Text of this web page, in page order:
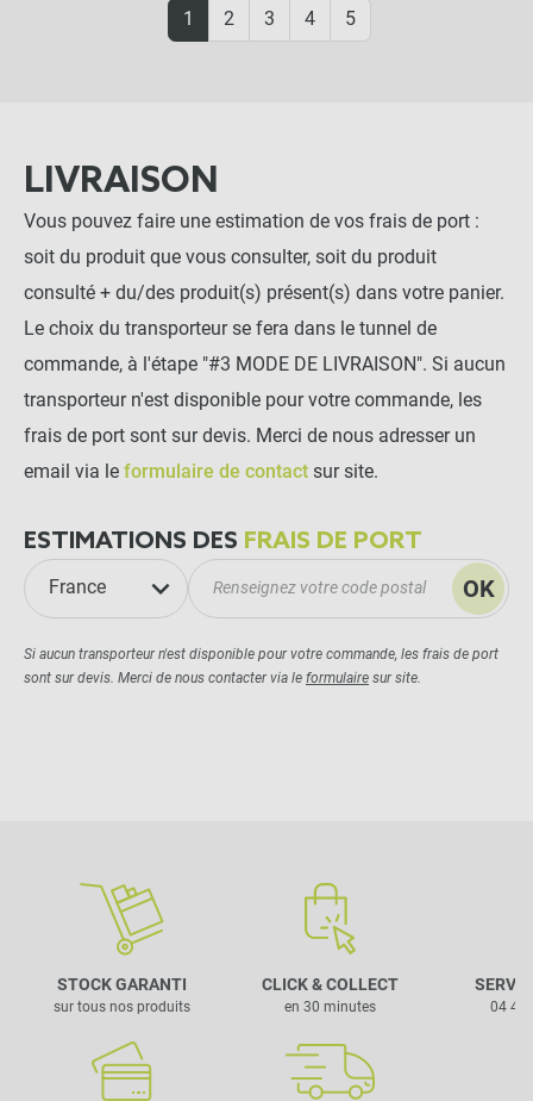
1 2 3 4 5
LIVRAISON
Vous pouvez faire une estimation de vos frais de port :
soit du produit que vous consulter, soit du produit
consulté + du/des produit(s) présent(s) dans votre panier.
Le choix du transporteur se fera dans le tunnel de
commande, à l'étape "#3 MODE DE LIVRAISON". Si aucun
transporteur n'est disponible pour votre commande, les
frais de port sont sur devis. Merci de nous adresser un
email via le formulaire de contact sur site.
ESTIMATIONS DES FRAIS DE PORT
France OK
Si aucun transporteur n'est disponible pour votre commande, les frais de port
sont sur devis. Merci de nous contacter via le formulaire sur site.
STOCK GARANTI
sur tous nos produits
CLICK & COLLECT
en 30 minutes 04 42